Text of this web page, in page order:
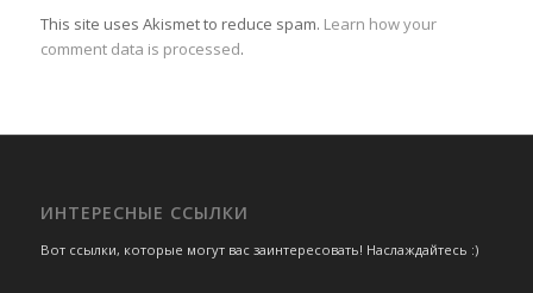
This site uses Akismet to reduce spam. Learn how your
comment data is processed.
ИНТЕРЕСНЫЕ ССЫЛКИ
Вот ссылки, которые могут вас заинтересовать! Наслаждайтесь :)